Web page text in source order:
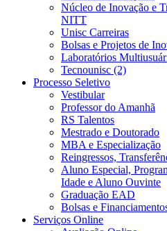
Núcleo de Inovação e
NITT
Unisc Carreiras
Bolsas e Projetos de
Laboratórios
Tecnounisc (2)
Processo Seletivo
Vestibular
Professor do Amanhã
RS Talentos
Mestrado e Doutorado
MBA e Especialização
Reingressos,
Aluno Especial,
Idade e Aluno Ouvinte
Graduação EAD
Bolsas e
Serviços Online